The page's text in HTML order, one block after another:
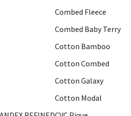
Combed Fleece
Combed Baby Terry
Cotton Bamboo
Cotton Combed
Cotton Galaxy
Cotton Modal